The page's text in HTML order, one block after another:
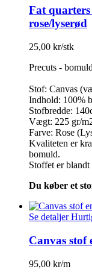
Fat quarters
rose/lyserød
25,00 kr/stk
Precuts -
Stof: Canvas
Indhold: 100%
Stofbredde:
Vægt: 225 gr/
Farve: Rose
Kvaliteten er
bomuld.
Stoffet er blandt
Du køber et
Se detaljer
Canvas stof
95,00 kr/m